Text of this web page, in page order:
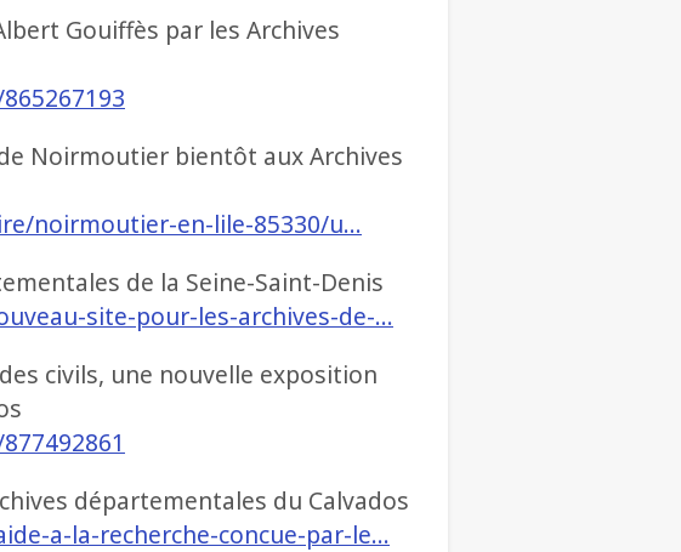
Gouiffès par les Archives
Noirmoutier bientôt aux Archives
noirmoutier-en-lile-85330/u…
de la Seine-Saint-Denis
site-pour-les-archives-de-…
civils, une nouvelle exposition
départementales du Calvados
a-la-recherche-concue-par-le…